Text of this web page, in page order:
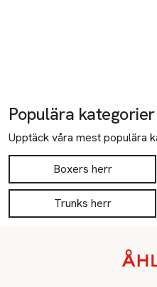
Populära kategorier
Upptäck våra mest populära
Boxers herr
Trunks herr